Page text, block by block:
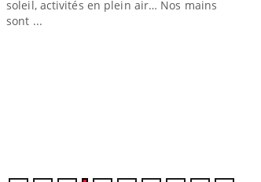
soleil, activités en plein air… Nos mains
sont ...